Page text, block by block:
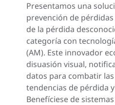
Presentamos una
prevención de
de la pérdida
categoría con
(AM). Este innovador
disuasión visual,
datos para combatir
tendencias de pérdida
Benefíciese de